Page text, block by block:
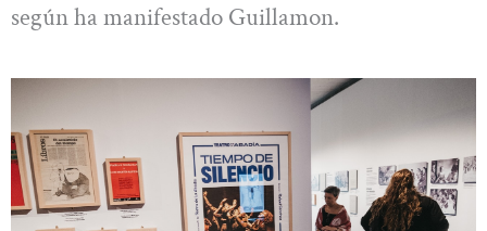
según ha manifestado Guillamon.